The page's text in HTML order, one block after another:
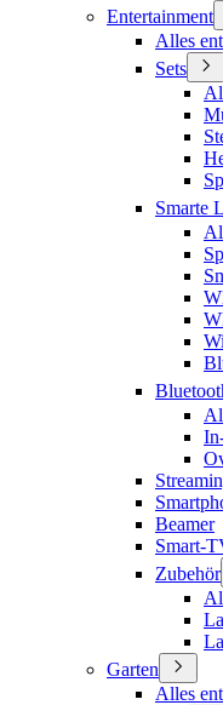
Entertainment
Alles
Sets
Smarte
Beamer
Smart-
Zubehör
Garten
Alles